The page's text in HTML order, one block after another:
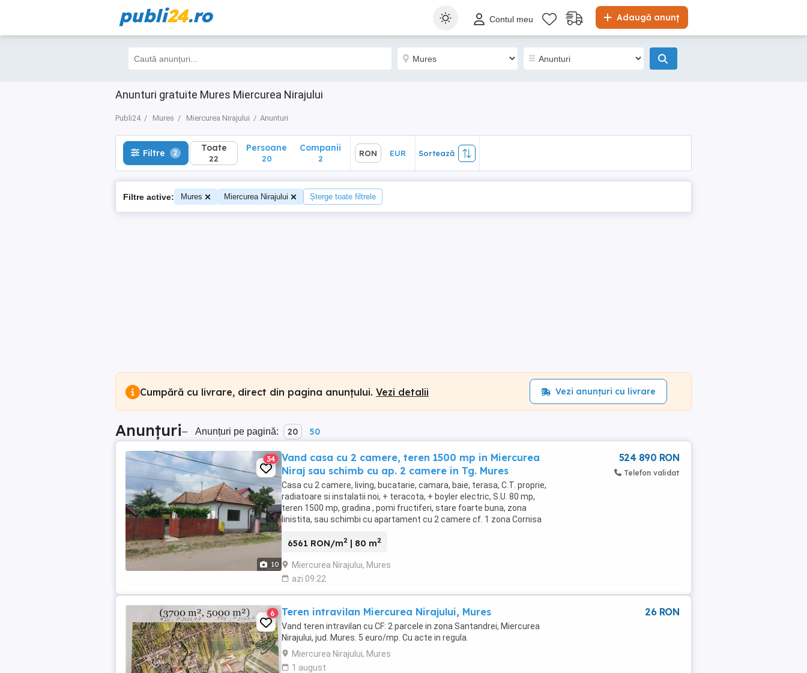
publi24.ro Adaugă anunț
Contul meu
Anunturi gratuite Mures Miercurea Nirajului
Publi24 Mures Miercurea Nirajului Anunturi
Filtre 2 Toate
22
Sortează
Filtre 2 Toate
22
Persoane
20
Companii
2
RON EUR Sortează
Filtre active: Mures Miercurea Nirajului Șterge toate filtrele
Cumpără cu livrare, direct din pagina anunțului. Vezi detalii Vezi anunțuri cu livrare
Anunțuri– Anunțuri pe pagină: 20 50
10
34
Vand casa cu 2 camere, teren 1500 mp in Miercurea
Niraj sau schimb cu ap. 2 camere in Tg. Mures
Casa cu 2 camere, living, bucatarie, camara, baie, terasa, C.T. proprie,
radiatoare si instalatii noi, + teracota, + boyler electric, S.U. 80 mp,
teren 1500 mp, gradina , pomi fructiferi, stare foarte buna, zona
linistita, sau schimbi cu apartament cu 2 camere cf. 1 zona Cornisa
6561 RON/m2 | 80 m2
Miercurea Nirajului, Mures
azi 09:22
524 890 RON
Telefon validat
6 Teren intravilan Miercurea Nirajului, Mures
Vand teren intravilan cu CF: 2 parcele in zona Santandrei, Miercurea
Nirajului, jud. Mures. 5 euro/mp. Cu acte in regula.
Miercurea Nirajului, Mures
1 august
26 RON